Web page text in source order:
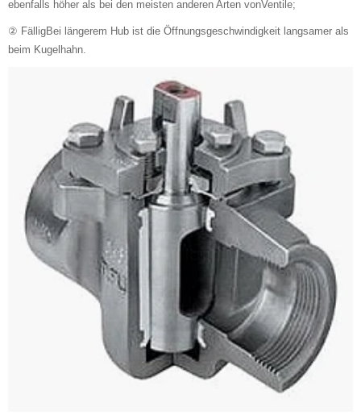
ebenfalls höher als bei den meisten anderen Arten vonVentile;
② FälligBei längerem Hub ist die Öffnungsgeschwindigkeit langsamer als
beim Kugelhahn.